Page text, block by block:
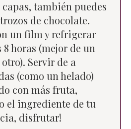
capas, también puedes
de chocolate.
un film y refrigerar
horas (mejor de un
Servir de a
(como un helado)
con más fruta,
el ingrediente de tu
disfrutar!